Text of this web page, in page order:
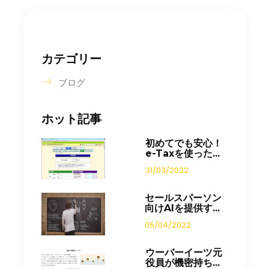
カテゴリー
ブログ
ホット記事
初めてでも安心！
e-Taxを使った...
31/03/2022
セールスパーソン
向けAIを提供す...
05/04/2022
ウーバーイーツ元
役員が機密持ち...